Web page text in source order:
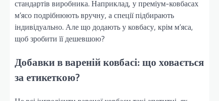
стандартів виробника. Наприклад, у преміум-ковбасах
м’ясо подрібнюють вручну, а спеції підбирають
індивідуально. Але що додають у ковбасу, крім м’яса,
щоб зробити її дешевшою?
Добавки в вареній ковбасі: що ховається
за етикеткою?